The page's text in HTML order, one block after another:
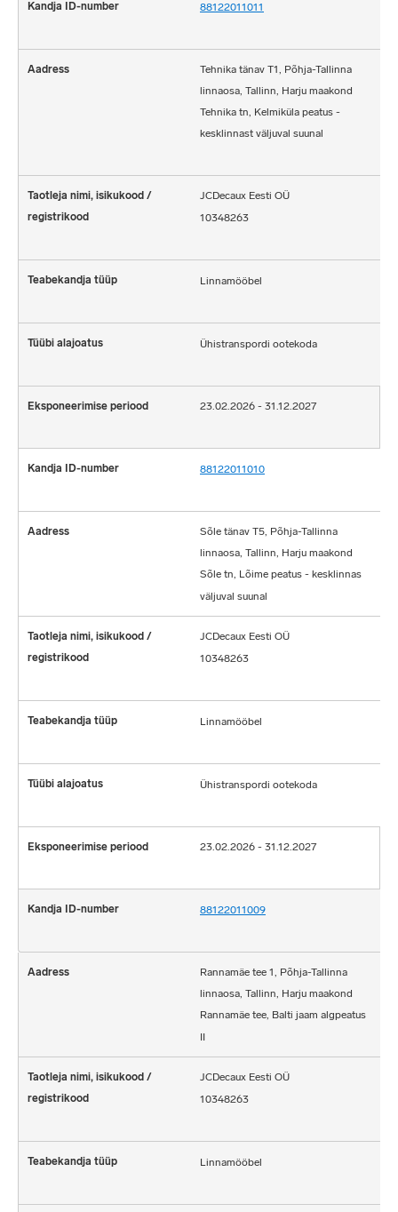
88122011011
Tehnika tänav T1, Põhja-Tallinna
linnaosa, Tallinn, Harju maakond
Tehnika tn, Kelmiküla peatus -
kesklinnast väljuval suunal
JCDecaux Eesti OÜ
10348263
Linnamööbel
Ühistranspordi ootekoda
23.02.2026 - 31.12.2027
88122011010
Sõle tänav T5, Põhja-Tallinna
linnaosa, Tallinn, Harju maakond
Sõle tn, Lõime peatus - kesklinnas
väljuval suunal
JCDecaux Eesti OÜ
10348263
Linnamööbel
Ühistranspordi ootekoda
23.02.2026 - 31.12.2027
88122011009
Rannamäe tee 1, Põhja-Tallinna
linnaosa, Tallinn, Harju maakond
Rannamäe tee, Balti jaam algpeatus
II
JCDecaux Eesti OÜ
10348263
Linnamööbel